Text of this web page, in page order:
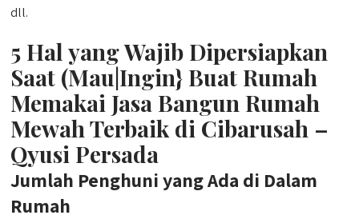
dll.
5 Hal yang Wajib Dipersiapkan
Saat (Mau|Ingin} Buat Rumah
Memakai Jasa Bangun Rumah
Mewah Terbaik di Cibarusah –
Qyusi Persada
Jumlah Penghuni yang Ada di Dalam
Rumah